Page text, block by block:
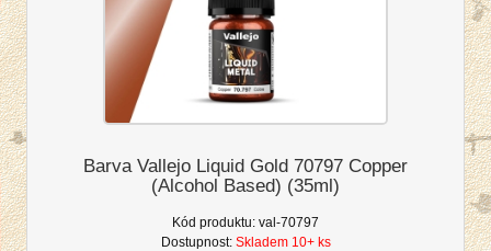
Barva Vallejo Liquid Gold 70797 Copper
(Alcohol Based) (35ml)
Kód produktu: val-70797
Dostupnost: Skladem 10+ ks